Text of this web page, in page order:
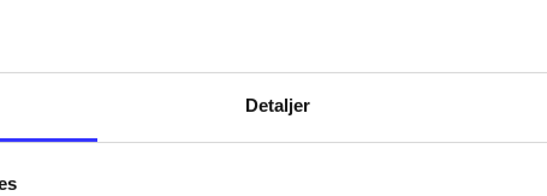
Detaljer